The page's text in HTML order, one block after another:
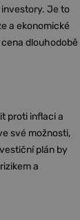
Je to
a ekonomické
dlouhodobě
proti inflaci a
své možnosti,
plán by
a